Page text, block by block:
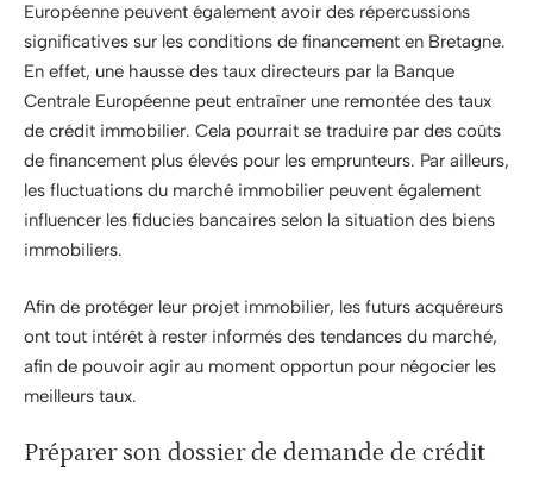
Européenne peuvent également avoir des répercussions
significatives sur les conditions de financement en Bretagne.
En effet, une hausse des taux directeurs par la Banque
Centrale Européenne peut entraîner une remontée des taux
de crédit immobilier. Cela pourrait se traduire par des coûts
de financement plus élevés pour les emprunteurs. Par ailleurs,
les fluctuations du marché immobilier peuvent également
influencer les fiducies bancaires selon la situation des biens
immobiliers.
Afin de protéger leur projet immobilier, les futurs acquéreurs
ont tout intérêt à rester informés des tendances du marché,
afin de pouvoir agir au moment opportun pour négocier les
meilleurs taux.
Préparer son dossier de demande de crédit